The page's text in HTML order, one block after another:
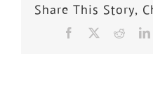
Share This Story,